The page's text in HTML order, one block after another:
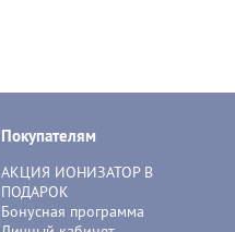
Покупателям
АКЦИЯ ИОНИЗАТОР В
ПОДАРОК
Бонусная программа